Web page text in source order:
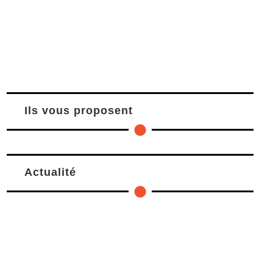
Ils vous proposent
Actualité